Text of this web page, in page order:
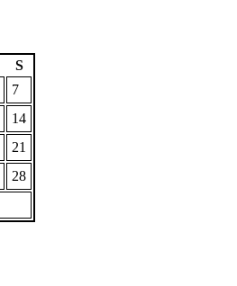
S
7
14
21
28